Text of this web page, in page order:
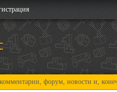
форум, новости и, конечно,